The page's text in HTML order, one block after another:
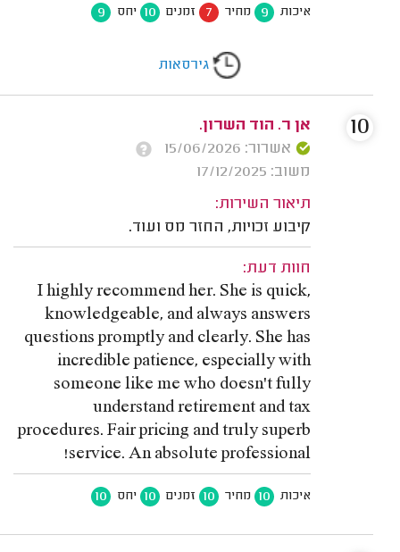
איכות 9 מחיר 7 זמנים 10 יחס 9
גירסאות
אן ר. הוד השרון.
אשרור: 15/06/2026
משוב: 17/12/2025
תיאור השירות:
קיבוע זכויות, החזר מס ועוד.
חוות דעת:
I highly recommend her. She is quick,
knowledgeable, and always answers
questions promptly and clearly. She has
incredible patience, especially with
someone like me who doesn’t fully
understand retirement and tax
procedures. Fair pricing and truly superb
service. An absolute professional!
איכות 10 מחיר 10 זמנים 10 יחס 10
10